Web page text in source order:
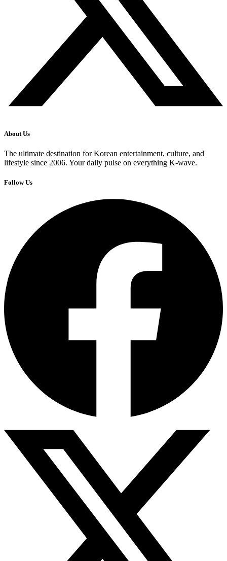
About Us
The ultimate destination for Korean entertainment, culture, and
lifestyle since 2006. Your daily pulse on everything K-wave.
Follow Us